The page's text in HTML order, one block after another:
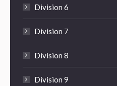
Division 6
Division 7
Division 8
Division 9